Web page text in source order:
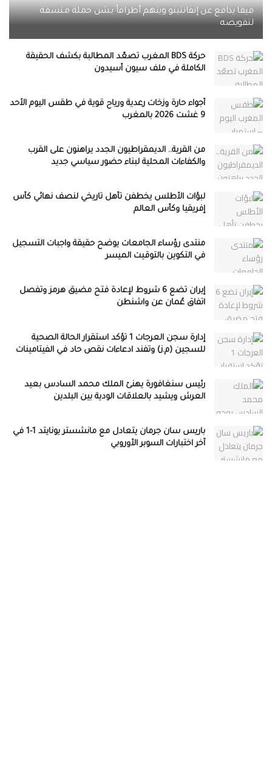
فيفا يدافع عن إنفانتينو ويتهم أطرافاً بشن حملة منسقة
لتقويضه
حركة BDS المغرب تصعّد المطالبة بكشف الحقيقة
الكاملة في ملف سيون أسيدون
أجواء حارة وزخات رعدية ورياح قوية في طقس اليوم الأحد
9 غشت 2026 بالمغرب
من القرية.. الديمقراطيون الجدد يراهنون على القرب
والكفاءات المحلية لبناء حضور سياسي جديد
لبؤات الأطلس يخطفن تأهل تاريخي لنصف نهائي كأس
إفريقيا وكأس العالم
منتدى رؤساء الجامعات يوضح حقيقة واجبات التسجيل
في التكوين بالتوقيت الميسر
إيران تضع 6 شروط لإعادة فتح مضيق هرمز وتفصل
اتفاق عُمان عن واشنطن
إدارة سجن العرجات 1 تؤكد استقرار الحالة الصحية
للسجين (م.ز) وتفند ادعاءات نقص حاد في الفيتامينات
رئيس سنغافورة يهنئ الملك محمد السادس بعيد
العرش ويشيد بالعلاقات الودية بين البلدين
باريس سان جرمان يتعادل مع مانشستر يونايتد 1-1 في
آخر اختبارات السوبر الأوروبي